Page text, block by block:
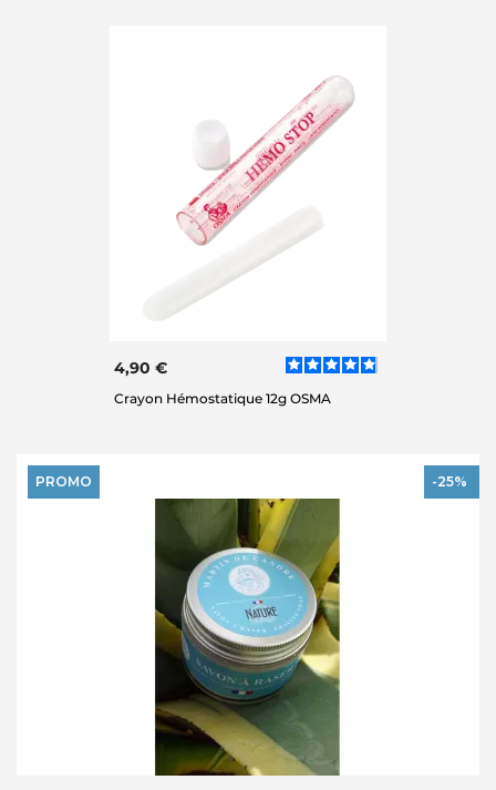
4,90 €
Crayon Hémostatique 12g OSMA
PROMO -25%